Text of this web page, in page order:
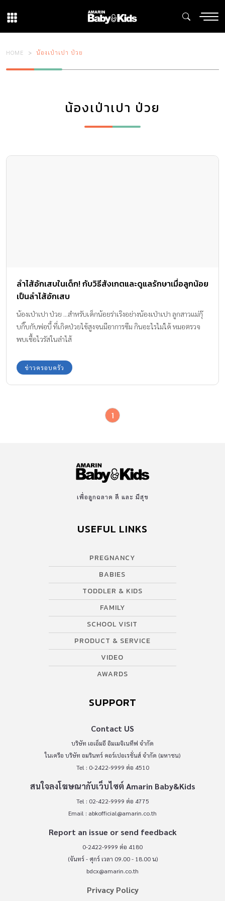
HOME น้องเป่าเปา ป่วย
น้องเป่าเปา ป่วย
ลำไส้อักเสบในเด็ก! กับวิธีสังเกตและดูแลรักษาเมื่อลูกน้อย
เป็นลำไส้อักเสบ
น้องเป่าเปา ป่วย ...สำหรับเด็กน้อยร่าเริงอย่างน้องเป่าเปา ลูกสาวแม่กุ๊
บกิ๊บกับพ่อบี้ ที่เกิดป่วยไข้สูงจนมีอาการซึม กินอะไรไม่ได้ หมอตรวจ
พบเชื้อไวรัสในลำไส้
ข่าวครอบครัว
1
เพื่อลูกฉลาด ดี และ มีสุข
USEFUL LINKS
PREGNANCY
BABIES
TODDLER & KIDS
FAMILY
SCHOOL VISIT
PRODUCT & SERVICE
VIDEO
AWARDS
SUPPORT
Contact US
บริษัท เอเอ็มอี อิมเมจิเนทีฟ จำกัด
ในเครือ บริษัท อมรินทร์ คอร์เปอเรชั่นส์ จำกัด (มหาชน)
Tel : 0-2422-9999 ต่อ 4510
สนใจลงโฆษณากับเว็บไซต์ Amarin Baby&Kids
Tel : 02-422-9999 ต่อ 4775
Email : abkofficial@amarin.co.th
Report an issue or send feedback
0-2422-9999 ต่อ 4180
(จันทร์ - ศุกร์ เวลา 09.00 - 18.00 น)
bdcx@amarin.co.th
Privacy Policy